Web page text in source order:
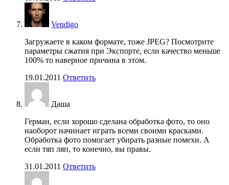
Vendigo
Загружаете в каком формате, тоже JPEG? Посмотрите
параметры сжатия при Экспорте, если качество меньше
100% то наверное причина в этом.
19.01.2011 Ответить
Даша
Герман, если хорошо сделана обработка фото, то оно
наоборот начинает играть всеми своими красками.
Обработка фото помогает убирать разные помехи. А
если тяп ляп, то конечно, вы правы.
31.01.2011 Ответить